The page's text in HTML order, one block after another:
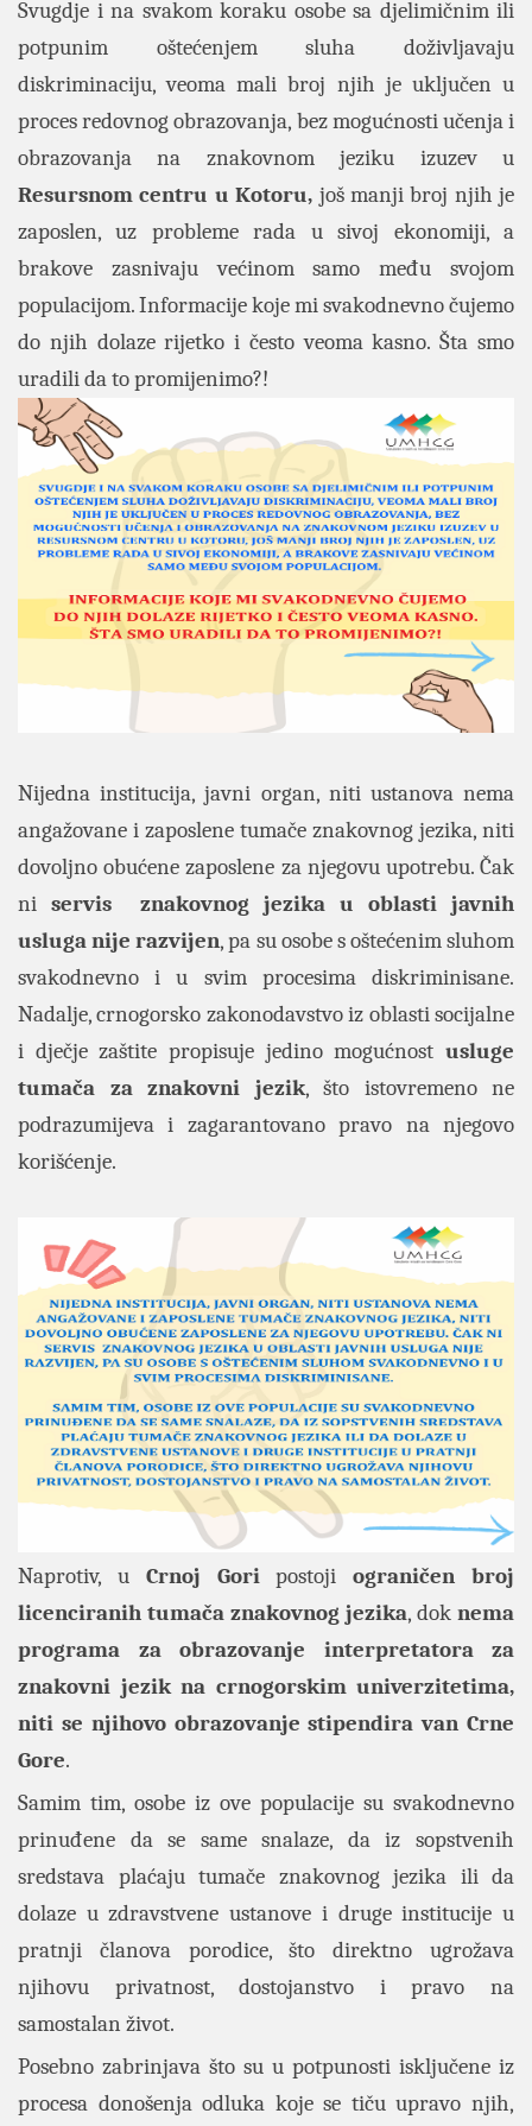
Svugdje i na svakom koraku osobe sa djelimičnim ili
potpunim oštećenjem sluha doživljavaju
diskriminaciju, veoma mali broj njih je uključen u
proces redovnog obrazovanja, bez mogućnosti učenja i
obrazovanja na znakovnom jeziku izuzev u
Resursnom centru u Kotoru, još manji broj njih je
zaposlen, uz probleme rada u sivoj ekonomiji, a
brakove zasnivaju većinom samo među svojom
populacijom. Informacije koje mi svakodnevno čujemo
do njih dolaze rijetko i često veoma kasno. Šta smo
uradili da to promijenimo?!
Nijedna institucija, javni organ, niti ustanova nema
angažovane i zaposlene tumače znakovnog jezika, niti
dovoljno obućene zaposlene za njegovu upotrebu. Čak
ni servis znakovnog jezika u oblasti javnih
usluga nije razvijen, pa su osobe s oštećenim sluhom
svakodnevno i u svim procesima diskriminisane.
Nadalje, crnogorsko zakonodavstvo iz oblasti socijalne
i dječje zaštite propisuje jedino mogućnost usluge
tumača za znakovni jezik, što istovremeno ne
podrazumijeva i zagarantovano pravo na njegovo
korišćenje.
Naprotiv, u Crnoj Goripostojiograničen broj
licenciranih tumača znakovnog jezika, dok nema
programa za obrazovanje interpretatora za
znakovni jezik na crnogorskim univerzitetima,
niti se njihovo obrazovanje stipendira van Crne
Gore.
Samim tim, osobe iz ove populacije su svakodnevno
prinuđene da se same snalaze, da iz sopstvenih
sredstava plaćaju tumače znakovnog jezika ili da
dolaze u zdravstvene ustanove i druge institucije u
pratnji članova porodice, što direktno ugrožava
njihovu privatnost, dostojanstvo i pravo na
samostalan život.
Posebno zabrinjava što su u potpunosti isključene iz
procesa donošenja odluka koje se tiču upravo njih,